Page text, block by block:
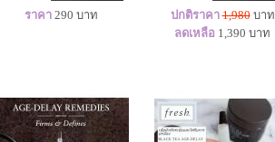
ราคา 290 บาท ปกติราคา 1,980บาท
ลดเหลือ 1,390 บาท